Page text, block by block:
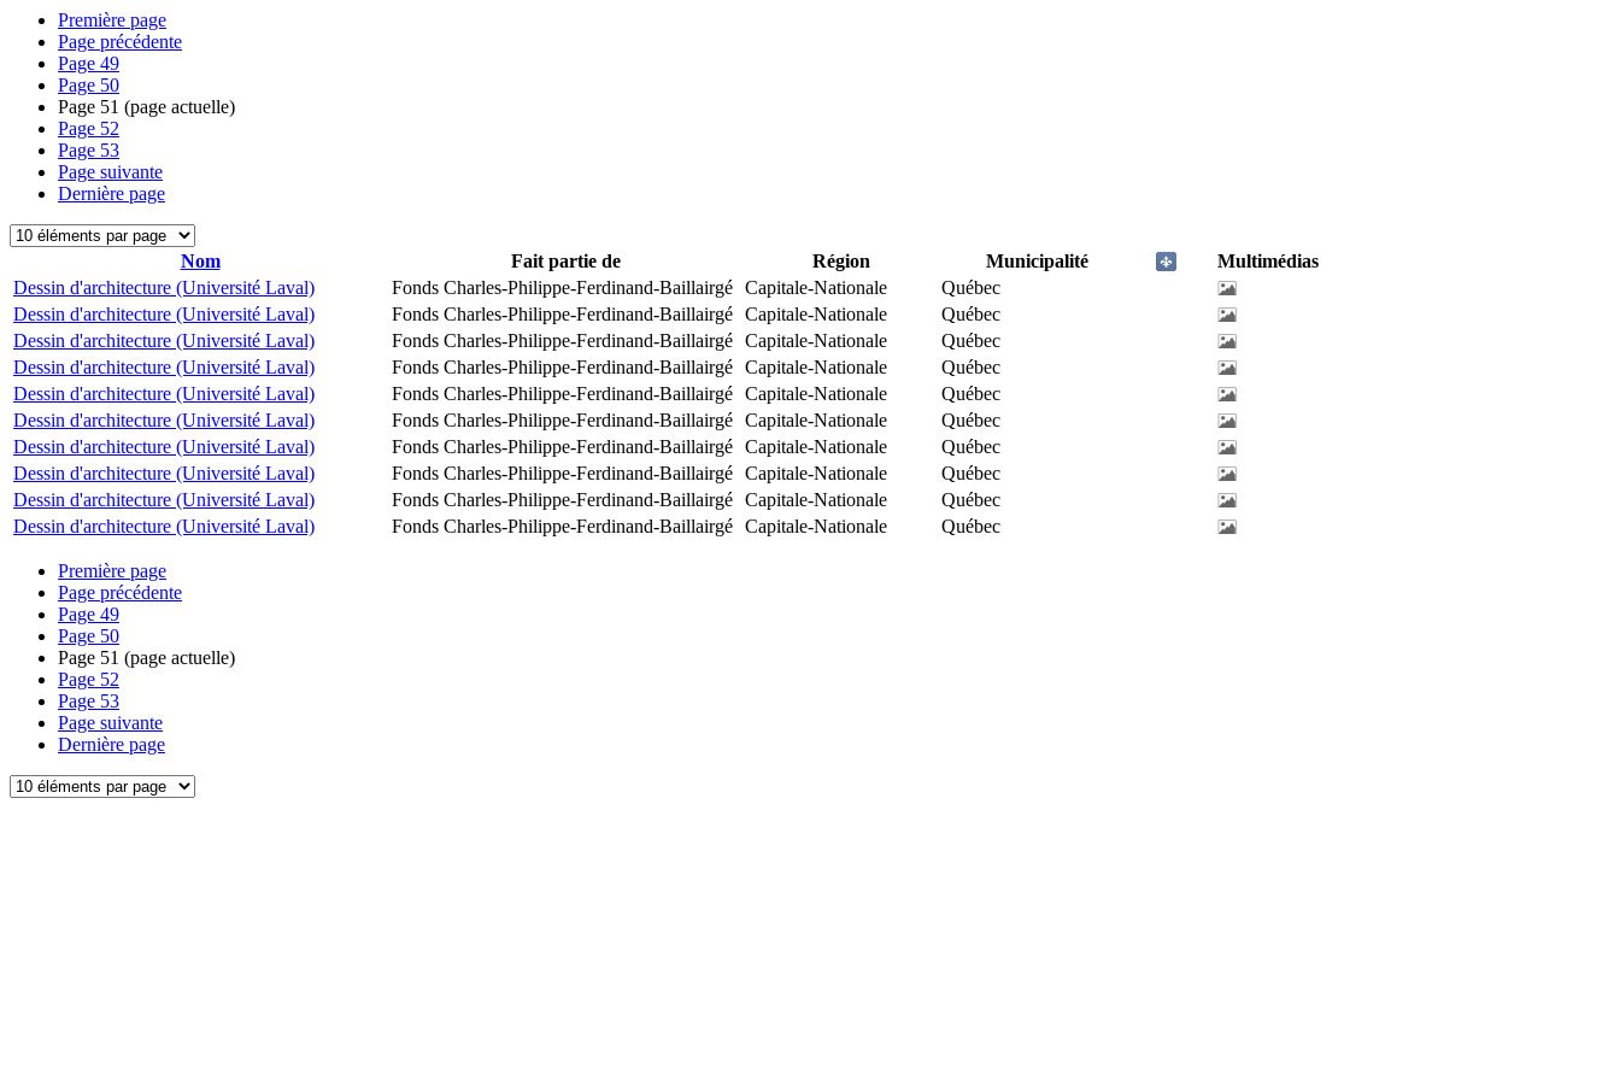
Première page
Page précédente
Page 49
Page 50
Page 51 (page actuelle)
Page 52
Page 53
Page suivante
Dernière page
Nom Fait partie de Région Municipalité
Multimédias
Dessin d'architecture (Université Laval)
Fonds Charles-Philippe-Ferdinand-Baillairgé Capitale-Nationale
Québec
Dessin d'architecture (Université Laval)
Fonds Charles-Philippe-Ferdinand-Baillairgé Capitale-Nationale
Québec
Dessin d'architecture (Université Laval)
Fonds Charles-Philippe-Ferdinand-Baillairgé Capitale-Nationale
Québec
Dessin d'architecture (Université Laval)
Fonds Charles-Philippe-Ferdinand-Baillairgé Capitale-Nationale
Québec
Dessin d'architecture (Université Laval)
Fonds Charles-Philippe-Ferdinand-Baillairgé Capitale-Nationale
Québec
Dessin d'architecture (Université Laval)
Fonds Charles-Philippe-Ferdinand-Baillairgé Capitale-Nationale
Québec
Dessin d'architecture (Université Laval)
Fonds Charles-Philippe-Ferdinand-Baillairgé Capitale-Nationale
Québec
Dessin d'architecture (Université Laval)
Fonds Charles-Philippe-Ferdinand-Baillairgé Capitale-Nationale
Québec
Dessin d'architecture (Université Laval)
Fonds Charles-Philippe-Ferdinand-Baillairgé Capitale-Nationale
Québec
Dessin d'architecture (Université Laval)
Fonds Charles-Philippe-Ferdinand-Baillairgé Capitale-Nationale Québec
Première page
Page précédente
Page 49
Page 50
Page 51 (page actuelle)
Page 52
Page 53
Page suivante
Dernière page